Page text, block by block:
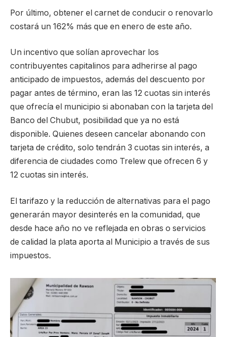
Por último, obtener el carnet de conducir o renovarlo
costará un 162% más que en enero de este año.
Un incentivo que solían aprovechar los
contribuyentes capitalinos para adherirse al pago
anticipado de impuestos, además del descuento por
pagar antes de término, eran las 12 cuotas sin interés
que ofrecía el municipio si abonaban con la tarjeta del
Banco del Chubut, posibilidad que ya no está
disponible. Quienes deseen cancelar abonando con
tarjeta de crédito, solo tendrán 3 cuotas sin interés, a
diferencia de ciudades como Trelew que ofrecen 6 y
12 cuotas sin interés.
El tarifazo y la reducción de alternativas para el pago
generarán mayor desinterés en la comunidad, que
desde hace año no ve reflejada en obras o servicios
de calidad la plata aporta al Municipio a través de sus
impuestos.